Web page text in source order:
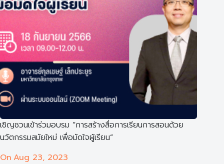
เชิญชวนเข้าร่วมอบรม “การสร้างสื่อการเรียนการสอนด้วย
นวัตกรรมสมัยใหม่ เพื่อมัดใจผู้เรียน”
On Aug 23, 2023